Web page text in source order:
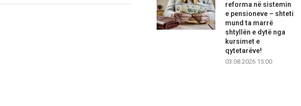
reforma në sistemin
e pensioneve – shteti
mund ta marrë
shtyllën e dytë nga
kursimet e
qytetarëve!
03.08.2026 15:00